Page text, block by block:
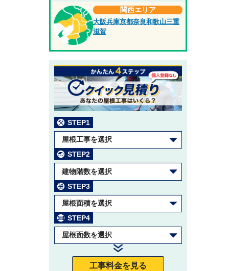
関西エリア
大阪兵庫京都奈良和歌山三重
滋賀
STEP1
屋根工事を選択
STEP2
建物階数を選択
STEP3
屋根面積を選択
STEP4
屋根面数を選択
工事料金を見る